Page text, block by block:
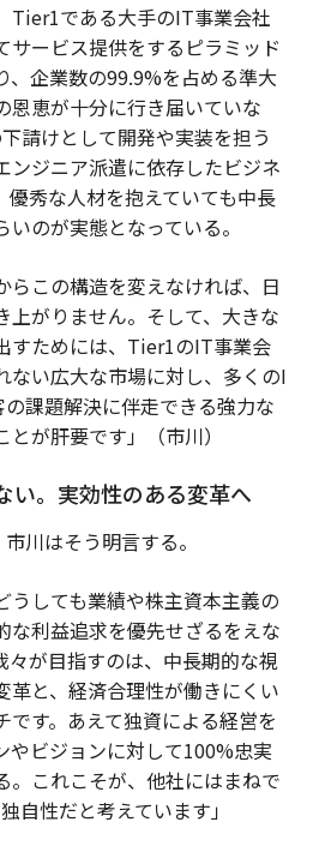
Tier1である大手のIT事業会社
サービス提供をするピラミッド
、企業数の99.9%を占める準大
恩恵が十分に行き届いていな
請けとして開発や実装を担う
ンジニア派遣に依存したビジネ
優秀な人材を抱えていても中長
のが実態となっている。
らこの構造を変えなければ、日
上がりません。そして、大きな
すためには、Tier1のIT事業会
ない広大な市場に対し、多くのI
課題解決に伴走できる強力な
が肝要です」（市川）
い。実効性のある変革へ
川はそう明言する。
うしても業績や株主資本主義の
な利益追求を優先せざるをえな
々が目指すのは、中長期的な視
革と、経済合理性が働きにくい
す。あえて独資による経営を
やビジョンに対して100%忠実
。これこそが、他社にはまねで
自性だと考えています」